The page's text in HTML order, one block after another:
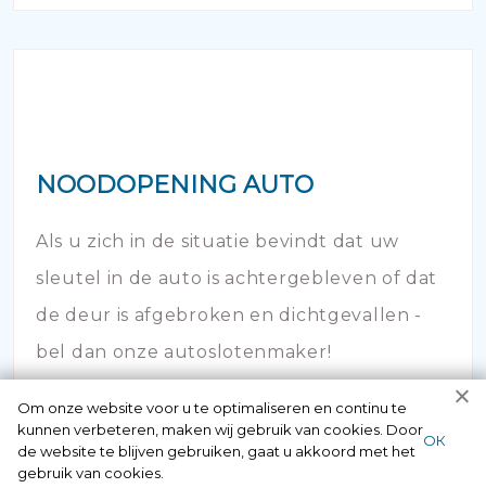
NOODOPENING AUTO
Als u zich in de situatie bevindt dat uw
sleutel in de auto is achtergebleven of dat
de deur is afgebroken en dichtgevallen -
bel dan onze autoslotenmaker!
Om onze website voor u te optimaliseren en continu te
kunnen verbeteren, maken wij gebruik van cookies. Door
de website te blijven gebruiken, gaat u akkoord met het
gebruik van cookies.
ОК